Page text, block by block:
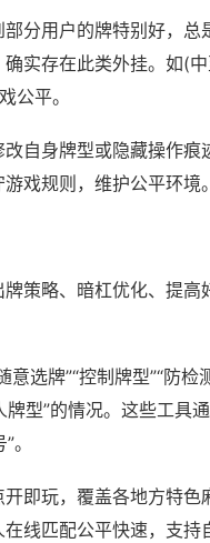
分用户的牌特别好，总
实存在此类外挂。如(
公平。
自身牌型或隐藏操作痕
戏规则，维护公平环境。
策略、暗杠优化、提高
选牌”“控制牌型”“防检
型”的情况。这些工具
。
即玩，覆盖各地方特色
线匹配公平快速，支持